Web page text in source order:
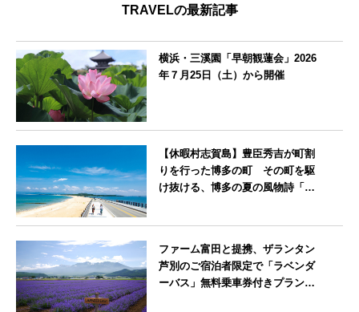
TRAVELの最新記事
横浜・三溪園「早朝観蓮会」2026
年７月25日（土）から開催
【休暇村志賀島】豊臣秀吉が町割
りを行った博多の町 その町を駆
け抜ける、博多の夏の風物詩「博
ファーム富田と提携、ザランタン
芦別のご宿泊者限定で「ラベンダ
ーバス」無料乗車券付きプランを